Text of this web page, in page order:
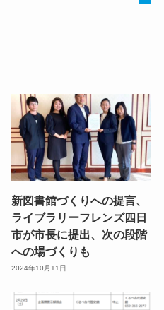
新図書館づくりへの提言、
ライブラリーフレンズ四日
市が市長に提出、次の段階
への場づくりも
2024年10月11日